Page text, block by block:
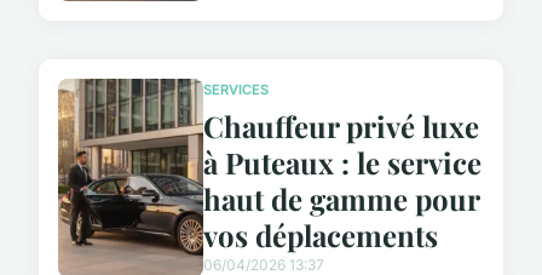
SERVICES
Chauffeur privé luxe
à Puteaux : le service
haut de gamme pour
vos déplacements
06/04/2026 13:37